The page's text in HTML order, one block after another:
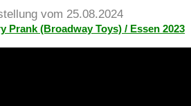
vom 25.08.2024
Prank (Broadway Toys) / Essen 2023